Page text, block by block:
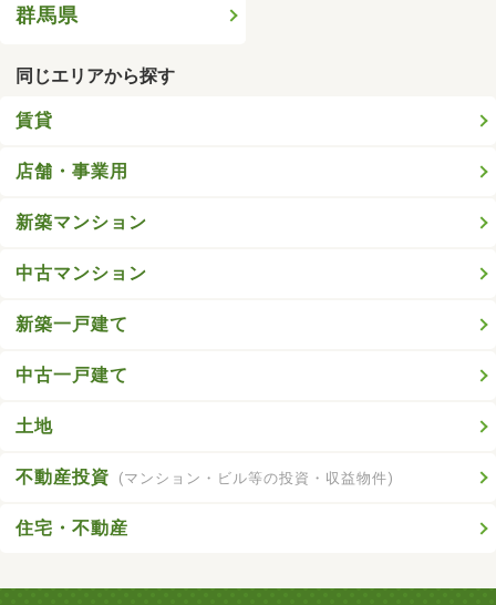
群馬県
同じエリアから探す
賃貸
店舗・事業用
新築マンション
中古マンション
新築一戸建て
中古一戸建て
土地
不動産投資 (マンション・ビル等の投資・収益物件)
住宅・不動産